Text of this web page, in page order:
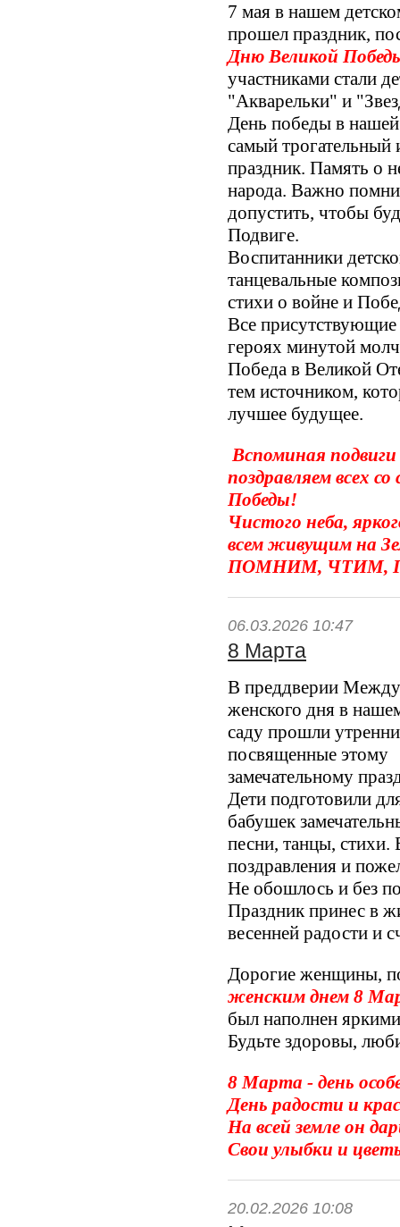
7 мая в нашем
прошел праздник,
Дню Великой
участниками стали
"Акварельки" и
День победы в нашей
самый
праздник. Память о
народа. Важно
допустить, чтобы
Подвиге.
Воспитанники
танцевальные
стихи о войне и
Все
героях минутой
Победа в Великой
тем источником,
лучшее будущее.
Вспоминая подвиги
поздравляем всех
Победы!
Чистого неба,
всем живущим на
ПОМНИМ, ЧТИМ,
06.03.2026 10:47
8 Марта
В преддверии
женского дня в
саду прошли
посвященные этому
замечательному
Дети подготовили
бабушек
песни, танцы, стихи.
поздравления и
Не обошлось и без
Праздник принес в
весенней радости и
Дорогие женщины,
женским днем 8
был наполнен
Будьте здоровы,
8 Марта - день
День радости и
На всей земле он
Свои улыбки и
20.02.2026 10:08